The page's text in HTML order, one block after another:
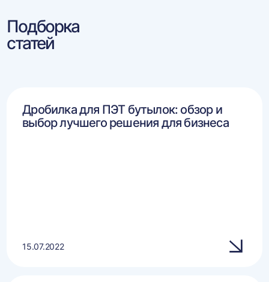
Подборка
статей
Дробилка для ПЭТ бутылок: обзор и
выбор лучшего решения для бизнеса
15.07.2022